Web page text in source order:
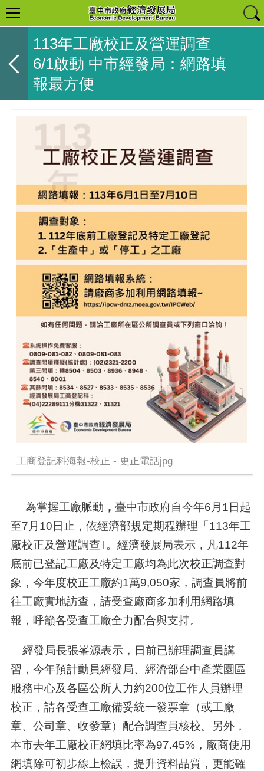
113年工廠校正及營運調查
6/1啟動 中市經發局：網路填
報最方便
工商登記科海報-校正 - 更正電話jpg
為掌握工廠脈動 ， 臺中市政府自今年6 月 1日起
至7 月 10日止，依經濟部規定期程辦理「113年工
廠校正及營運調查｣。經濟發展局表示，凡112年
底前已登記工廠及特定工廠均為此次校正調查對
象，今年度校正工廠約1萬9,050家，調查員將前
往工廠實地訪查，請受查廠商多加利用網路填
報，呼籲各受查工廠全力配合與支持。
經發局長張峯源表示，日前已辦理調查員講
習，今年預計動員經發局、經濟部台中產業園區
服務中心及各區公所人力約200位工作人員辦理
校正，請各受查工廠備妥統一發票章（或工廠
章、公司章、收發章）配合調查員核校。另外，
本市去年工廠校正網填比率為97.45%，廠商使用
網填除可初步線上檢誤，提升資料品質，更能確